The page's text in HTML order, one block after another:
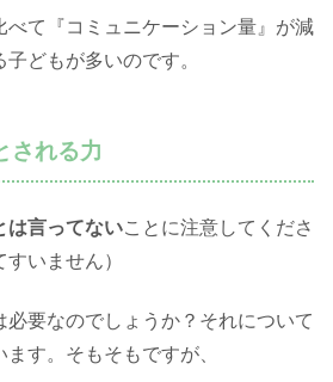
べて『コミュニケーション量』が減
どもが多いのです。
される力
は言ってないことに注意してくださ
いません）
必要なのでしょうか？それについて
す。そもそもですが、